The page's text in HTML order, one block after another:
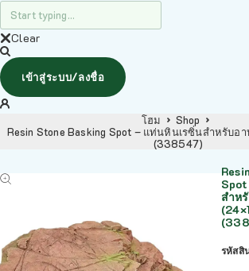
Clear
เข้าสู่ระบบ/ลงชื่อ
โฮม
Shop
Resin Stone Basking Spot – แท่นหินเรซิ่นสำหรับอ
(338547)
สำห
รหัสสิ